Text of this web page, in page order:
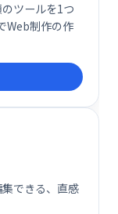
ツールを1つ
Web制作の作
できる、直感